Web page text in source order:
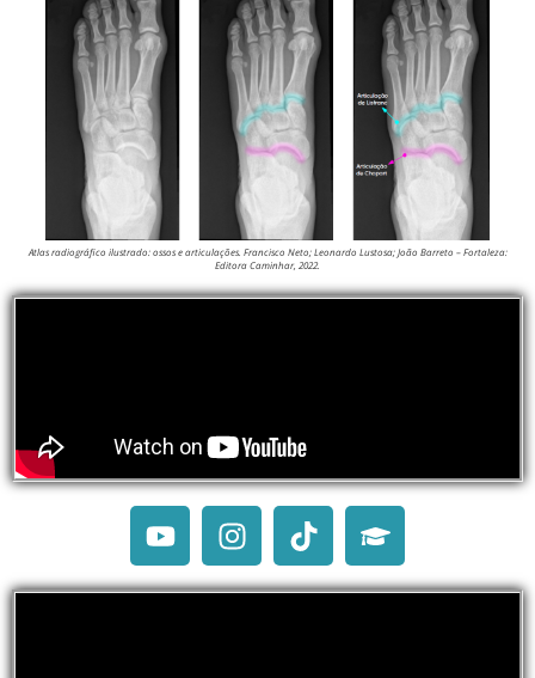
Atlas radiográfico ilustrado: ossos e articulações. Francisco Neto; Leonardo Lustosa; João Barreto – Fortaleza:
Editora Caminhar, 2022.